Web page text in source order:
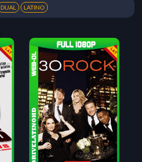
DUAL LATINO